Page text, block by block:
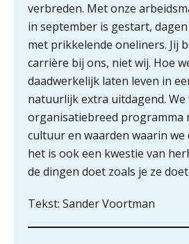
verbreden. Met onze
in september is gestart,
met prikkelende oneliners. Jij
carrière bij ons, niet wij. Hoe
daadwerkelijk laten leven in
natuurlijk extra uitdagend. We
organisatiebreed programma
cultuur en waarden waarin we
het is ook een kwestie van
de dingen doet zoals je ze
Tekst: Sander Voortman
Fusies en
dichter bij
Van Wwft
er in 2027?
Driver-based
bouwstenen
Werven op
verminder je
Buy & build: